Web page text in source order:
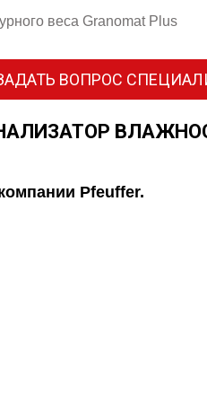
веса Granomat Plus
ВОПРОС
Pfeuffer.